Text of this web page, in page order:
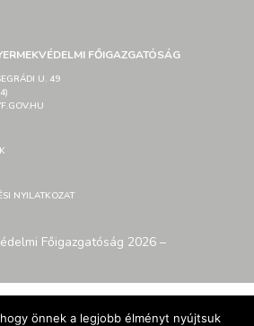
FŐIGAZGATÓSÁG
U. 49
NYILATKOZAT
Főigazgatóság 2026 –
önnek a legjobb élményt nyújtsuk